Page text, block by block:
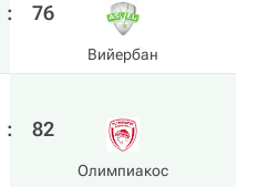
: 76
Вийербан
: 82
Олимпиакос